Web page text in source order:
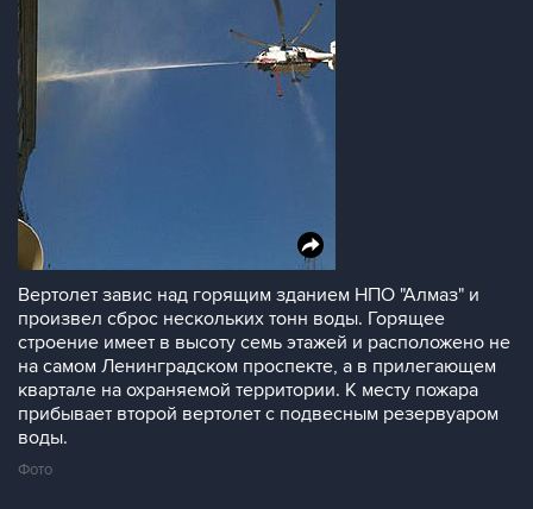
Вертолет завис над горящим зданием НПО "Алмаз" и
произвел сброс нескольких тонн воды. Горящее
строение имеет в высоту семь этажей и расположено не
на самом Ленинградском проспекте, а в прилегающем
квартале на охраняемой территории. К месту пожара
прибывает второй вертолет с подвесным резервуаром
воды.
Фото